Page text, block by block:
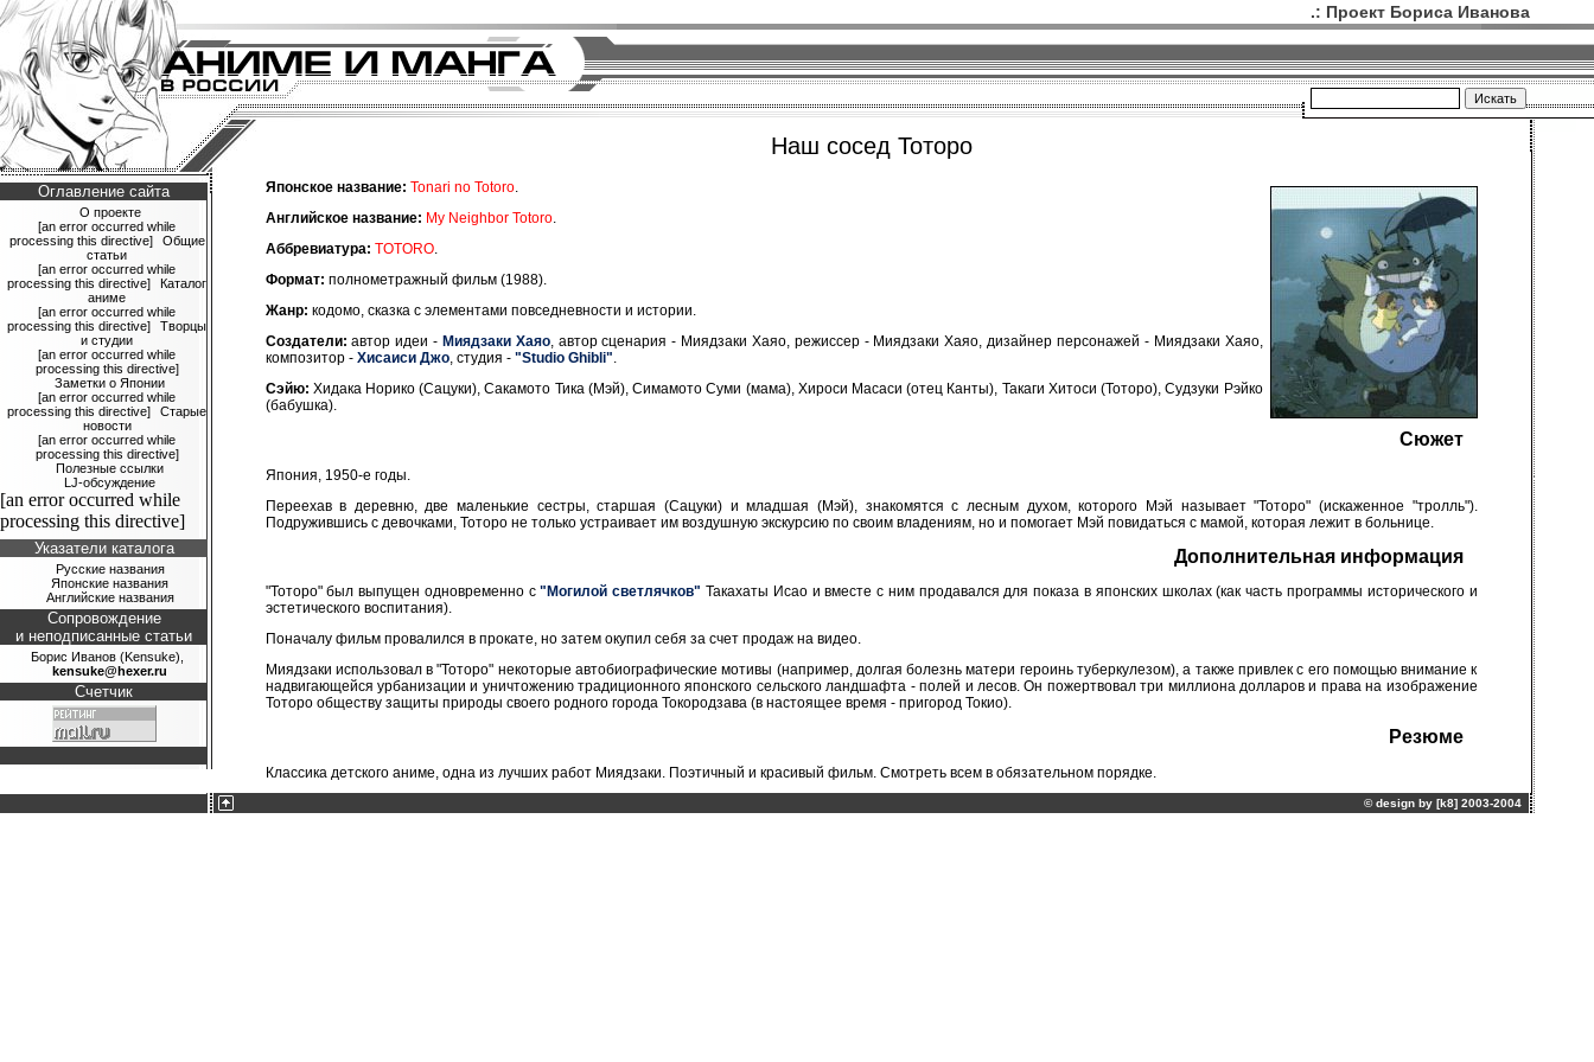
.: Проект Бориса Иванова
Наш сосед Тоторо
Оглавление сайта
О проекте
[an error occurred while
processing this directive]
Общие
статьи
[an error occurred while
processing this directive]
Каталог
аниме
[an error occurred while
processing this directive]
Творцы
и студии
[an error occurred while
processing this directive]
Заметки о Японии
[an error occurred while
processing this directive]
Старые
новости
[an error occurred while
processing this directive]
Полезные ссылки
LJ-обсуждение
[an error occurred while
processing this directive]
Указатели каталога
Русские названия
Японские названия
Английские названия
Сопровождение
и неподписанные статьи
Борис Иванов (Kensuke),
kensuke@hexer.ru
Счетчик
Японское название: Tonari no Totoro.
Английское название: My Neighbor Totoro.
Аббревиатура: TOTORO.
Формат: полнометражный фильм (1988).
Жанр: кодомо, сказка с элементами повседневности и истории.
Создатели: автор идеи - Миядзаки Хаяо, автор сценария - Миядзаки Хаяо, режиссер - Миядзаки Хаяо, дизайнер персонажей - Миядзаки Хаяо,
композитор - Хисаиси Джо, студия - "Studio Ghibli".
Сэйю: Хидака Норико (Сацуки), Сакамото Тика (Мэй), Симамото Суми (мама), Хироси Масаси (отец Канты), Такаги Хитоси (Тоторо), Судзуки Рэйко
(бабушка).
Сюжет
Япония, 1950-е годы.
Переехав в деревню, две маленькие сестры, старшая (Сацуки) и младшая (Мэй), знакомятся с лесным духом, которого Мэй называет "Тоторо" (искаженное "тролль").
Подружившись с девочками, Тоторо не только устраивает им воздушную экскурсию по своим владениям, но и помогает Мэй повидаться с мамой, которая лежит в больнице.
Дополнительная информация
"Тоторо" был выпущен одновременно с"Могилой светлячков" Такахаты Исао и вместе с ним продавался для показа в японских школах (как часть программы исторического и
эстетического воспитания).
Поначалу фильм провалился в прокате, но затем окупил себя за счет продаж на видео.
Миядзаки использовал в "Тоторо" некоторые автобиографические мотивы (например, долгая болезнь матери героинь туберкулезом), а также привлек с его помощью внимание к
надвигающейся урбанизации и уничтожению традиционного японского сельского ландшафта - полей и лесов. Он пожертвовал три миллиона долларов и права на изображение
Тоторо обществу защиты природы своего родного города Токородзава (в настоящее время - пригород Токио).
Резюме
Классика детского аниме, одна из лучших работ Миядзаки. Поэтичный и красивый фильм. Смотреть всем в обязательном порядке.
© design by [k8] 2003-2004